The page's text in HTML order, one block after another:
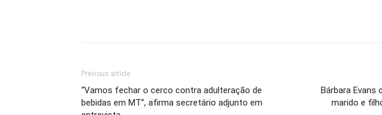
Previous article
“Vamos fechar o cerco contra adulteração de
bebidas em MT”, afirma secretário adjunto em
Bárbara Evans
marido e